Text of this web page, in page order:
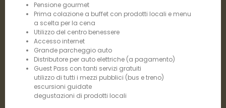
Pensione gourmet
Prima colazione a buffet con prodotti locali e menu
a scelta per la cena
Utilizzo del centro benessere
Accesso internet
Grande parcheggio auto
Distributore per auto elettriche (a pagamento)
Guest Pass con tanti servizi gratuiti
utilizzo di tutti i mezzi pubblici (bus e treno)
escursioni guidate
degustazioni di prodotti locali